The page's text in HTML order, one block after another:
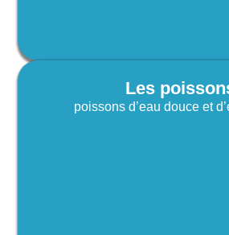
Les
poissons d’eau douce et